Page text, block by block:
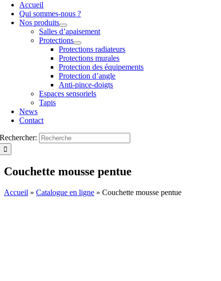
Accueil
Qui sommes-nous ?
Nos produits
Salles d’apaisement
Protections
Protections radiateurs
Protections murales
Protection des équipements
Protection d’angle
Anti-pince-doigts
Espaces sensoriels
Tapis
News
Contact
Rechercher:
Couchette mousse pentue
Accueil » Catalogue en ligne » Couchette mousse pentue